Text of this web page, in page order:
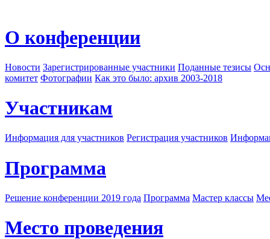
О конференции
Новости Зарегистрированные участники Поданные тезисы
комитет Фотографии Как это было: архив 2003-2018
Участникам
Информация для участников Регистрация участников
Программа
Решение конференции 2019 года Программа Мастер классы
Место проведения